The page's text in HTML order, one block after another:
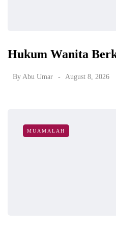
Hukum Wanita
By Abu Umar August 8, 2026
MUAMALAH